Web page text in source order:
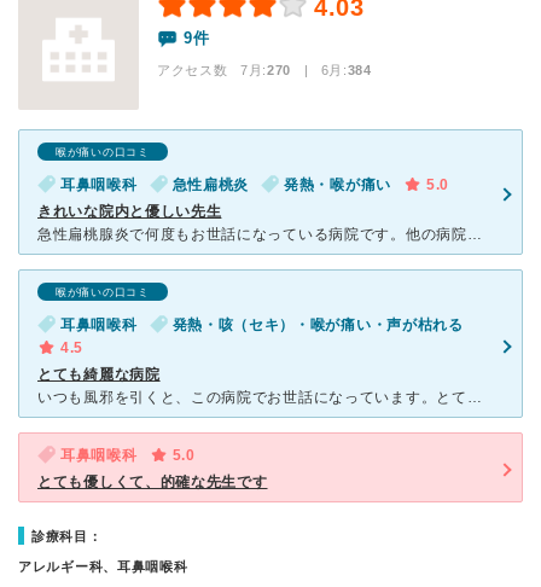
4.03
9件
アクセス数 7月:270 | 6月:384
喉が痛いの口コミ
耳鼻咽喉科 急性扁桃炎 発熱・喉が痛い
5.0
きれいな院内と優しい先生
急性扁桃腺炎で何度もお世話になっている病院です。他の病院で無理に口をあけられ膿を吸い出された経験があり、それ以来口に器具を入れられるのがすごく苦手になったのですが、その旨を説明すると薬で治しましょうと
喉が痛いの口コミ
耳鼻咽喉科
発熱・咳（セキ）・喉が痛い・声が枯れる
4.5
とても綺麗な病院
いつも風邪を引くと、この病院でお世話になっています。とても綺麗な病院で、予約制なので待ち時間が少ないです。先生はとても優しく、温かい先生です。最近では、薬は処方箋を薬局に持っていかなくてはいけない病院
耳鼻咽喉科
5.0
とても優しくて、的確な先生です
診療科目：
アレルギー科、耳鼻咽喉科